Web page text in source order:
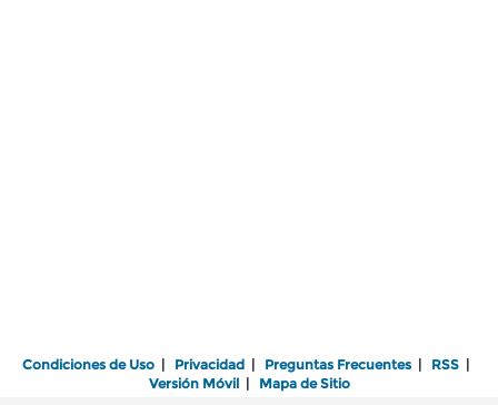
Condiciones de Uso | Privacidad | Preguntas Frecuentes | RSS |
Versión Móvil| Mapa de Sitio